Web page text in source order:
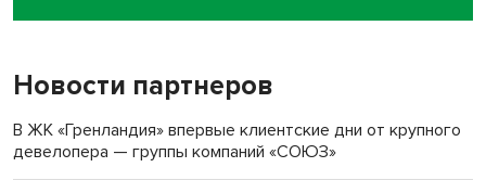
пенсионерки на вокзале
«Мы живём на пастбище!»: в новосибирском селе лошади
терроризируют жителей
Инвалид получил условный срок за избиение врачей
Новости партнеров
В ЖК «Гренландия» впервые клиентские дни от крупного
девелопера — группы компаний «СОЮЗ»